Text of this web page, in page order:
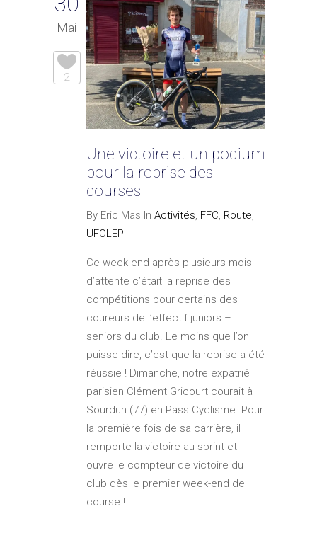
Mai
2
Une victoire et un podium
pour la reprise des
courses
By Eric Mas In Activités, FFC, Route,
UFOLEP
Ce week-end après plusieurs mois
d’attente c’était la reprise des
compétitions pour certains des
coureurs de l’effectif juniors –
seniors du club. Le moins que l’on
puisse dire, c’est que la reprise a été
réussie ! Dimanche, notre expatrié
parisien Clément Gricourt courait à
Sourdun (77) en Pass Cyclisme. Pour
la première fois de sa carrière, il
remporte la victoire au sprint et
ouvre le compteur de victoire du
club dès le premier week-end de
course !